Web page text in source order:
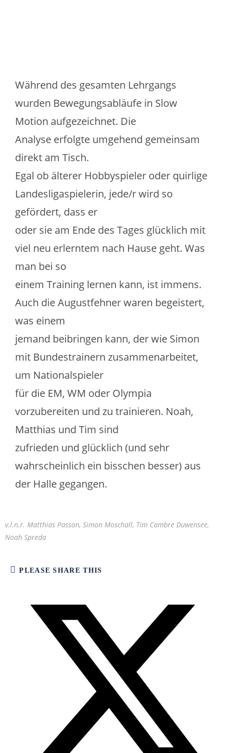
Während des gesamten Lehrgangs
wurden Bewegungsabläufe in Slow
Motion aufgezeichnet. Die
Analyse erfolgte umgehend gemeinsam
direkt am Tisch.
Egal ob älterer Hobbyspieler oder quirlige
Landesligaspielerin, jede/r wird so
gefördert, dass er
oder sie am Ende des Tages glücklich mit
viel neu erlerntem nach Hause geht. Was
man bei so
einem Training lernen kann, ist immens.
Auch die Augustfehner waren begeistert,
was einem
jemand beibringen kann, der wie Simon
mit Bundestrainern zusammenarbeitet,
um Nationalspieler
für die EM, WM oder Olympia
vorzubereiten und zu trainieren. Noah,
Matthias und Tim sind
zufrieden und glücklich (und sehr
wahrscheinlich ein bisschen besser) aus
der Halle gegangen.
v.l.n.r. Matthias Passon, Simon Moschall, Tim Cambre Duwensee,
Noah Spreda
PLEASE SHARE THIS